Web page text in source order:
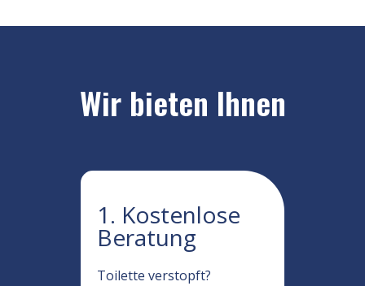
Wir bieten Ihnen
1. Kostenlose
Beratung
Toilette verstopft?